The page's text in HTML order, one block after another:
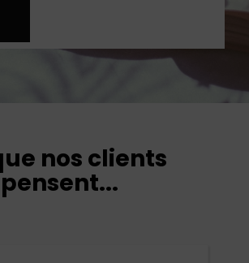
nos clients
pensent...